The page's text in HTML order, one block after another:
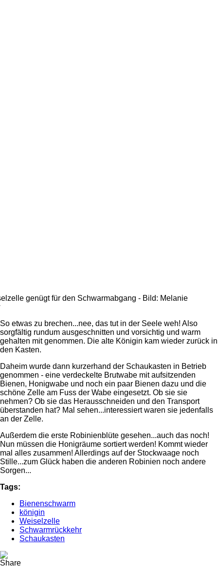
genügt für den Schwarmabgang - Bild: Melanie
So etwas zu brechen...nee, das tut in der Seele weh! Also
sorgfältig rundum ausgeschnitten und vorsichtig und warm
gehalten mit genommen. Die alte Königin kam wieder zurück in
den Kasten.
Daheim wurde dann kurzerhand der Schaukasten in Betrieb
genommen - eine verdeckelte Brutwabe mit aufsitzenden
Bienen, Honigwabe und noch ein paar Bienen dazu und die
schöne Zelle am Fuss der Wabe eingesetzt. Ob sie sie
nehmen? Ob sie das Herausschneiden und den Transport
überstanden hat? Mal sehen...interessiert waren sie jedenfalls
an der Zelle.
Außerdem die erste Robinienblüte gesehen...auch das noch!
Nun müssen die Honigräume sortiert werden! Kommt wieder
mal alles zusammen! Allerdings auf der Stockwaage noch
Stille...zum Glück haben die anderen Robinien noch andere
Sorgen...
Tags:
Bienenschwarm
königin
Weiselzelle
Schwarmrückkehr
Schaukasten